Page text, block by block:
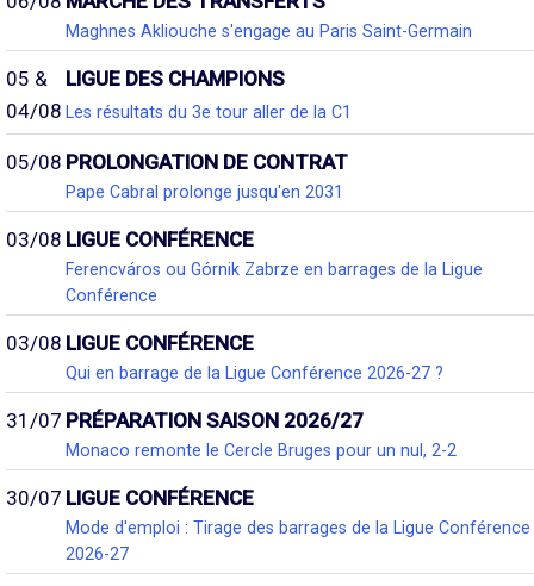
Maghnes Akliouche s'engage au Paris Saint-Germain
05 &
04/08
LIGUE DES CHAMPIONS
Les résultats du 3e tour aller de la C1
05/08 PROLONGATION DE CONTRAT
Pape Cabral prolonge jusqu'en 2031
03/08 LIGUE CONFÉRENCE
Ferencváros ou Górnik Zabrze en barrages de la Ligue
Conférence
03/08 LIGUE CONFÉRENCE
Qui en barrage de la Ligue Conférence 2026-27 ?
31/07 PRÉPARATION SAISON 2026/27
Monaco remonte le Cercle Bruges pour un nul, 2-2
30/07 LIGUE CONFÉRENCE
Mode d'emploi : Tirage des barrages de la Ligue Conférence
2026-27